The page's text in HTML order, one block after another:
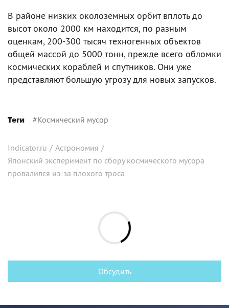
В районе низких околоземных орбит вплоть до
высот около 2000 км находится, по разным
оценкам, 200-300 тысяч техногенных объектов
общей массой до 5000 тонн, прежде всего обломки
космических кораблей и спутников. Они уже
представляют большую угрозу для новых запусков.
Теги #Космический мусор
Indicator.ru / Астрономия /
Японский эксперимент по сбору космического мусора
провалился из-за плохого троса
Обсудить